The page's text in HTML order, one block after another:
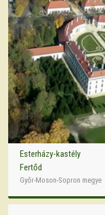
Esterházy-kastély
Fertőd
Győr-Moson-Sopron megye